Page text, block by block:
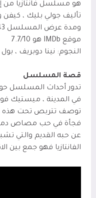
موقع IMDb
هو 7.7/10
النجوم: نينا دوبريف ،
قصة المسلسل
تدور أحداث المسلسل
في المدينة ، ميستيك
توصف تتربص تحت هذه
فجأة في حب مصاص
عن حبه القديم والتي
الفانتازيا فهو جمع بين